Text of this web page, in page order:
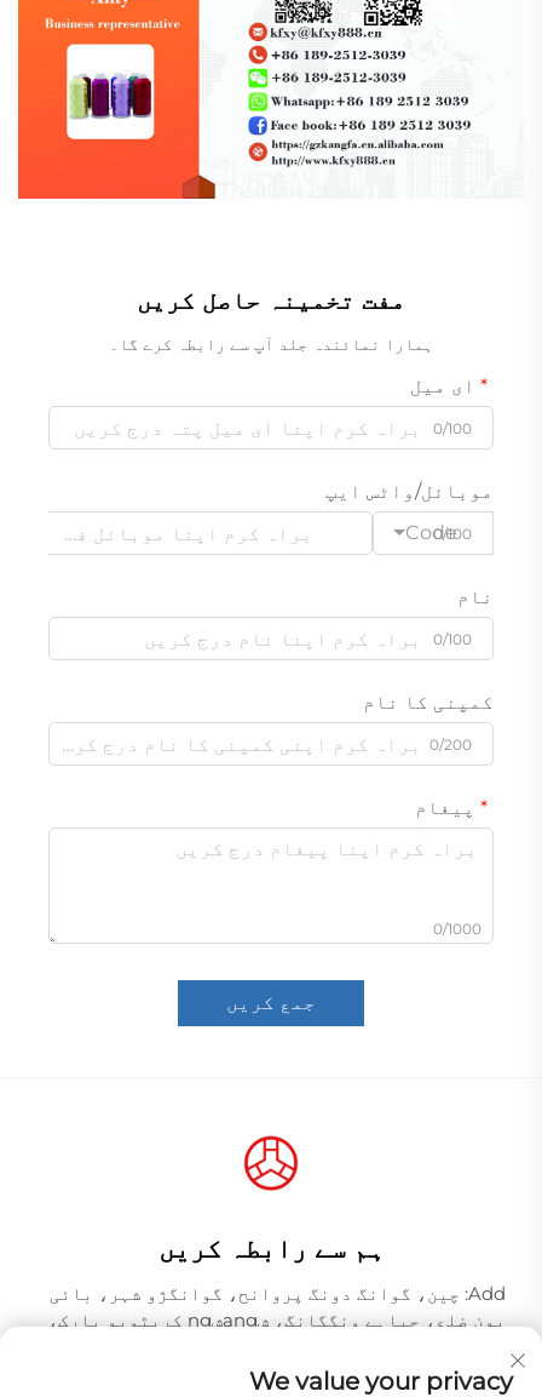
مفت تخمینہ حاصل کریں
ہمارا نمائندہ جلد آپ سے رابطہ کرے گا۔
ای میل
0/100
موبائل/واٹس ایپ
Code
0/100
نام
0/100
کمپنی کا نام
0/200
پیغام
0/1000
جمع کریں
ہم سے رابطہ کریں
Add: چین، گوانگ دونگ پروانح، گوانگژو شہر، بائی
یون ضلع، جیاہے ونگگانگ، شangشng کریٹویو پارک،
ٹیلیفن:+86-18925123039
We value your privacy